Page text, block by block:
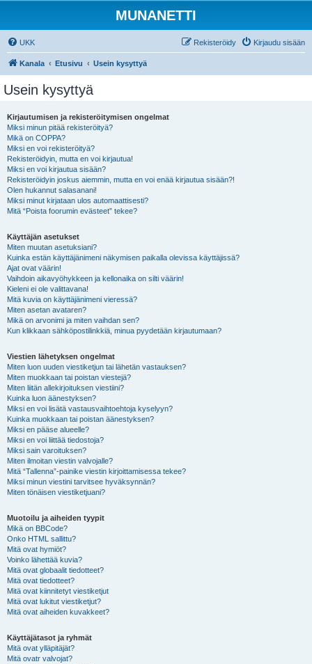
MUNANETTI
UKK Kirjaudu sisään
Rekisteröidy
Kanala Etusivu Usein kysyttyä
Usein kysyttyä
Kirjautumisen ja rekisteröitymisen ongelmat
Miksi minun pitää rekisteröityä?
Mikä on COPPA?
Miksi en voi rekisteröityä?
Rekisteröidyin, mutta en voi kirjautua!
Miksi en voi kirjautua sisään?
Rekisteröidyin joskus aiemmin, mutta en voi enää kirjautua sisään?!
Olen hukannut salasanani!
Miksi minut kirjataan ulos automaattisesti?
Mitä “Poista foorumin evästeet” tekee?
Käyttäjän asetukset
Miten muutan asetuksiani?
Kuinka estän käyttäjänimeni näkymisen paikalla olevissa käyttäjissä?
Ajat ovat väärin!
Vaihdoin aikavyöhykkeen ja kellonaika on silti väärin!
Kieleni ei ole valittavana!
Mitä kuvia on käyttäjänimeni vieressä?
Miten asetan avataren?
Mikä on arvonimi ja miten vaihdan sen?
Kun klikkaan sähköpostilinkkiä, minua pyydetään kirjautumaan?
Viestien lähetyksen ongelmat
Miten luon uuden viestiketjun tai lähetän vastauksen?
Miten muokkaan tai poistan viestejä?
Miten liitän allekirjoituksen viestiini?
Kuinka luon äänestyksen?
Miksi en voi lisätä vastausvaihtoehtoja kyselyyn?
Kuinka muokkaan tai poistan äänestyksen?
Miksi en pääse alueelle?
Miksi en voi liittää tiedostoja?
Miksi sain varoituksen?
Miten ilmoitan viestin valvojalle?
Mitä “Tallenna”-painike viestin kirjoittamisessa tekee?
Miksi minun viestini tarvitsee hyväksynnän?
Miten tönäisen viestiketjuani?
Muotoilu ja aiheiden tyypit
Mikä on BBCode?
Onko HTML sallittu?
Mitä ovat hymiöt?
Voinko lähettää kuvia?
Mitä ovat globaalit tiedotteet?
Mitä ovat tiedotteet?
Mitä ovat kiinnitetyt viestiketjut
Mitä ovat lukitut viestiketjut?
Mitä ovat aiheiden kuvakkeet?
Käyttäjätasot ja ryhmät
Mitä ovat ylläpitäjät?
Mitä ovatr valvojat?